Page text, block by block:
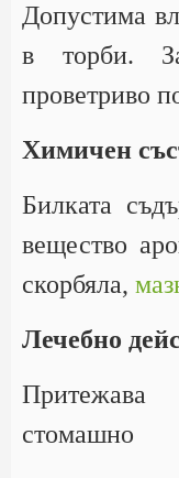
Допустима
в торби.
проветриво
Химичен
Билката
вещество
скорбяла,
Лечебно
Притежава